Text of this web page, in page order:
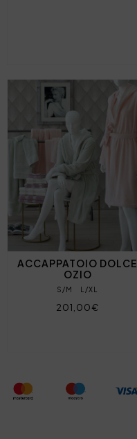
ACCAPPATOIO DOLCE
OZIO
S/M L/XL
201,00€